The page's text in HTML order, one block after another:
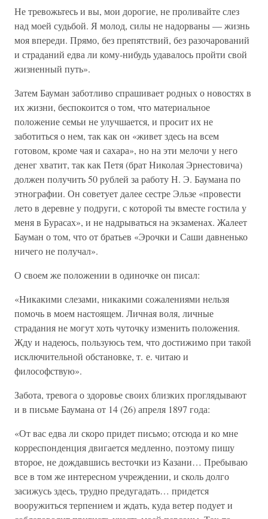
Не тревожьтесь и вы, мои дорогие, не проливайте слез
над моей судьбой. Я молод, силы не надорваны — жизнь
моя впереди. Прямо, без препятствий, без разочарований
и страданий едва ли кому-нибудь удавалось пройти свой
жизненный путь».
Затем Бауман заботливо спрашивает родных о новостях в
их жизни, беспокоится о том, что материальное
положение семьи не улучшается, и просит их не
заботиться о нем, так как он «живет здесь на всем
готовом, кроме чая и сахара», но на эти мелочи у него
денег хватит, так как Петя (брат Николая Эрнестовича)
должен получить 50 рублей за работу Н. Э. Баумана по
этнографии. Он советует далее сестре Эльзе «провести
лето в деревне у подруги, с которой ты вместе гостила у
меня в Бурасах», и не надрываться на экзаменах. Жалеет
Бауман о том, что от братьев «Эрочки и Саши давненько
ничего не получал».
О своем же положении в одиночке он писал:
«Никакими слезами, никакими сожалениями нельзя
помочь в моем настоящем. Личная воля, личные
страдания не могут хоть чуточку изменить положения.
Жду и надеюсь, пользуюсь тем, что достижимо при такой
исключительной обстановке, т. е. читаю и
философствую».
Забота, тревога о здоровье своих близких проглядывают
и в письме Баумана от 14 (26) апреля 1897 года:
«От вас едва ли скоро придет письмо; отсюда и ко мне
корреспонденция двигается медленно, поэтому пишу
второе, не дождавшись весточки из Казани… Пребываю
все в том же интересном учреждении, и сколь долго
засижусь здесь, трудно предугадать… придется
вооружиться терпением и ждать, куда ветер подует и